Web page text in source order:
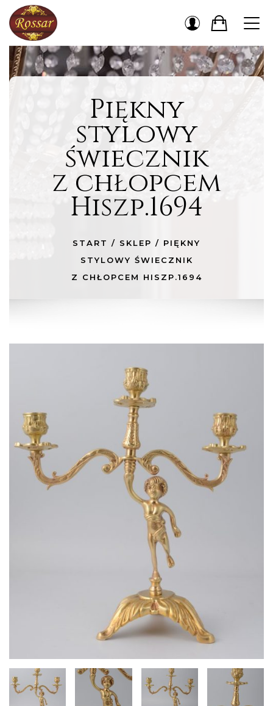
Piękny
stylowy
świecznik
z chłopcem
Hiszp.1694
START / SKLEP / PIĘKNY
STYLOWY ŚWIECZNIK
Z CHŁOPCEM HISZP.1694